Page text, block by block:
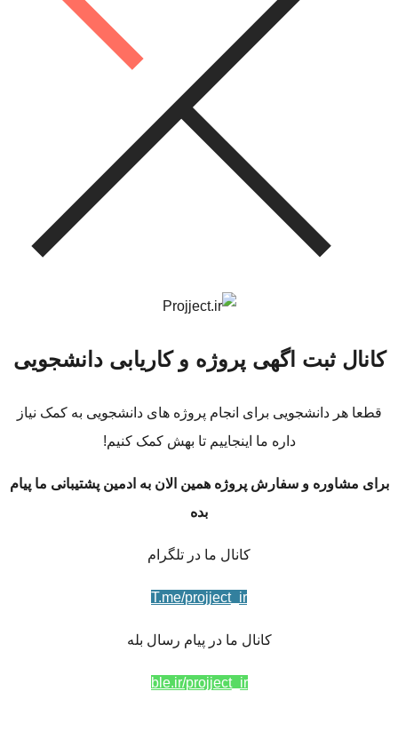
کانال ثبت اگهی پروژه و کاریابی دانشجویی
قطعا هر دانشجویی برای انجام پروژه های دانشجویی به کمک نیاز
داره ما اینجاییم تا بهش کمک کنیم!
برای مشاوره و سفارش پروژه همین الان به ادمین پشتیبانی ما پیام
بده
کانال ما در تلگرام
T.me/projject_ir
کانال ما در پیام رسال بله
ble.ir/projject_ir